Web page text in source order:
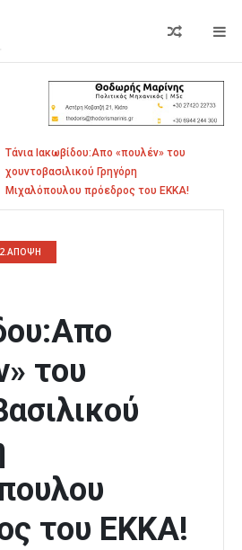
Τάνια Ιακωβίδου:Απο «πουλέν» του
χουντοβασιλικού Γρηγόρη
Μιχαλόπουλου πρόεδρος του ΕΚΚΑ!
του
του ΕΚΚΑ!